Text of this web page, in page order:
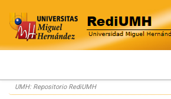
Skip
navigation
UMH: Repositorio RediUMH